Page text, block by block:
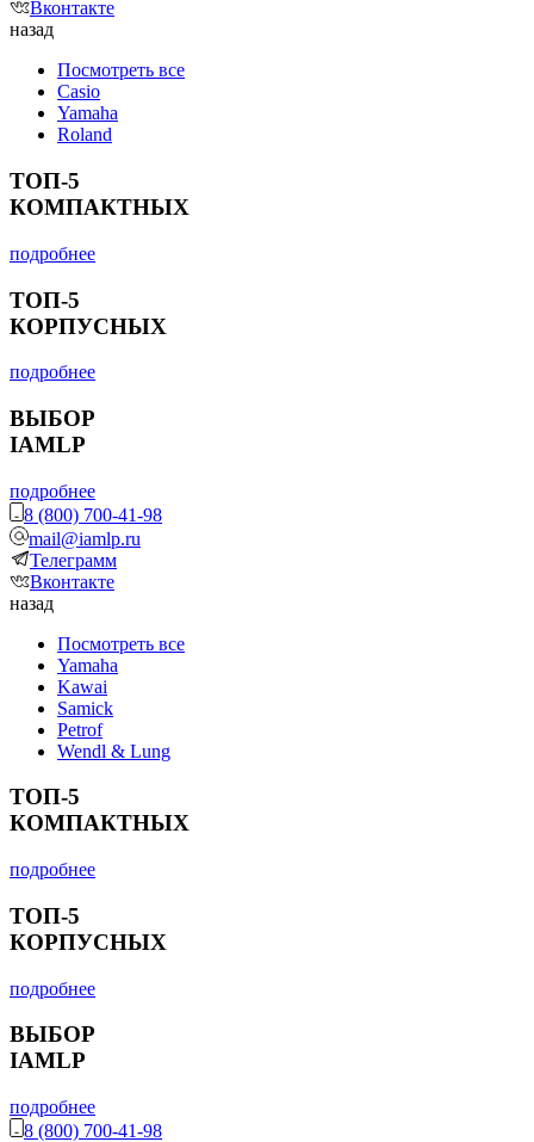
Вконтакте
назад
Посмотреть все
Casio
Yamaha
Roland
ТОП-5
КОМПАКТНЫХ
подробнее
ТОП-5
КОРПУСНЫХ
подробнее
ВЫБОР
IAMLP
подробнее
8 (800) 700-41-98
mail@iamlp.ru
Телеграмм
Вконтакте
назад
Посмотреть все
Yamaha
Kawai
Samick
Petrof
Wendl & Lung
ТОП-5
КОМПАКТНЫХ
подробнее
ТОП-5
КОРПУСНЫХ
подробнее
ВЫБОР
IAMLP
подробнее
8 (800) 700-41-98